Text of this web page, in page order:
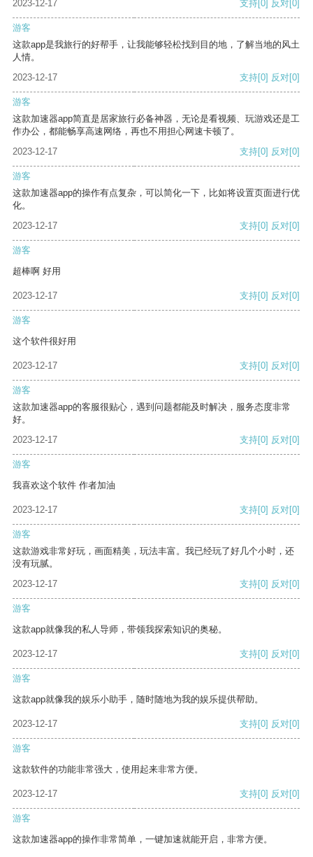
2023-12-17 支持 [0] 反对 [0]
游客
这款app是我旅行的好帮手，让我能够轻松找到目的地，了解当地的风土
人情。
2023-12-17
支持[0] 反对[0]
游客
这款加速器app简直是居家旅行必备神器，无论是看视频、玩游戏还是工
作办公，都能畅享高速网络，再也不用担心网速卡顿了。
2023-12-17
支持[0] 反对[0]
游客
这款加速器app的操作有点复杂，可以简化一下，比如将设置页面进行优
化。
2023-12-17
支持[0] 反对[0]
游客
超棒啊 好用
2023-12-17 支持[0] 反对[0]
游客
这个软件很好用
2023-12-17 支持[0] 反对[0]
游客
这款加速器app的客服很贴心，遇到问题都能及时解决，服务态度非常
好。
2023-12-17
支持[0] 反对[0]
游客
我喜欢这个软件 作者加油
2023-12-17 支持[0] 反对[0]
游客
这款游戏非常好玩，画面精美，玩法丰富。我已经玩了好几个小时，还
没有玩腻。
2023-12-17
支持[0] 反对[0]
游客
这款app就像我的私人导师，带领我探索知识的奥秘。
2023-12-17 支持[0] 反对[0]
游客
这款app就像我的娱乐小助手，随时随地为我的娱乐提供帮助。
2023-12-17 支持[0] 反对[0]
游客
这款软件的功能非常强大，使用起来非常方便。
2023-12-17 支持[0] 反对[0]
游客
这款加速器app的操作非常简单，一键加速就能开启，非常方便。